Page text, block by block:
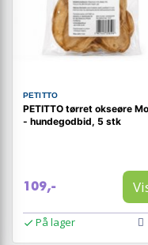
PETITTO
PETITTO tørret okseøre
- hundegodbid, 5 stk
109,-
På lager